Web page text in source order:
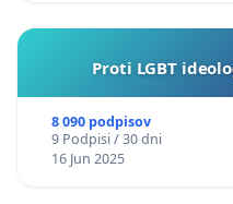
Proti LGBT
8 090 podpisov
9 Podpisi / 30 dni
16 Jun 2025